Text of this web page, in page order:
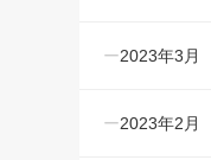
2023年3月
2023年2月